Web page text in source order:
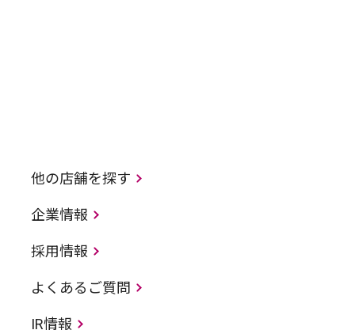
他の店舗を探す
企業情報
採用情報
よくあるご質問
IR情報